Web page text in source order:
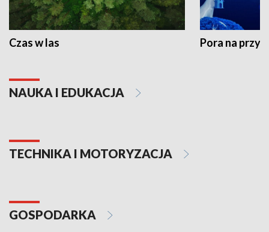
Czas w las Pora na
NAUKA I EDUKACJA
TECHNIKA I MOTORYZACJA
GOSPODARKA